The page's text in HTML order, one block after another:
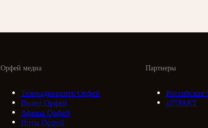
Орфей медиа
Телерадиоцентр Орфей
Видео Орфей
Афиша Орфей
Ноты Орфей
Партнеры
Российская
///ТРАКТ